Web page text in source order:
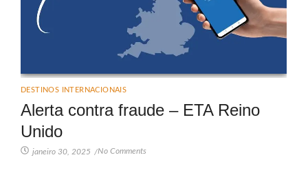
DESTINOS INTERNACIONAIS
Alerta contra fraude – ETA Reino
Unido
janeiro 30, 2025 /No Comments